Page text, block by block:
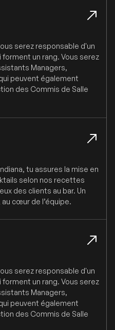
serez responsable d'un
un rang. Vous serez
Managers,
peuvent également
des Commis de Salle
tu assures la mise en
selon nos recettes
des clients au bar. Un
cœur de l’équipe.
serez responsable d'un
un rang. Vous serez
Managers,
peuvent également
des Commis de Salle